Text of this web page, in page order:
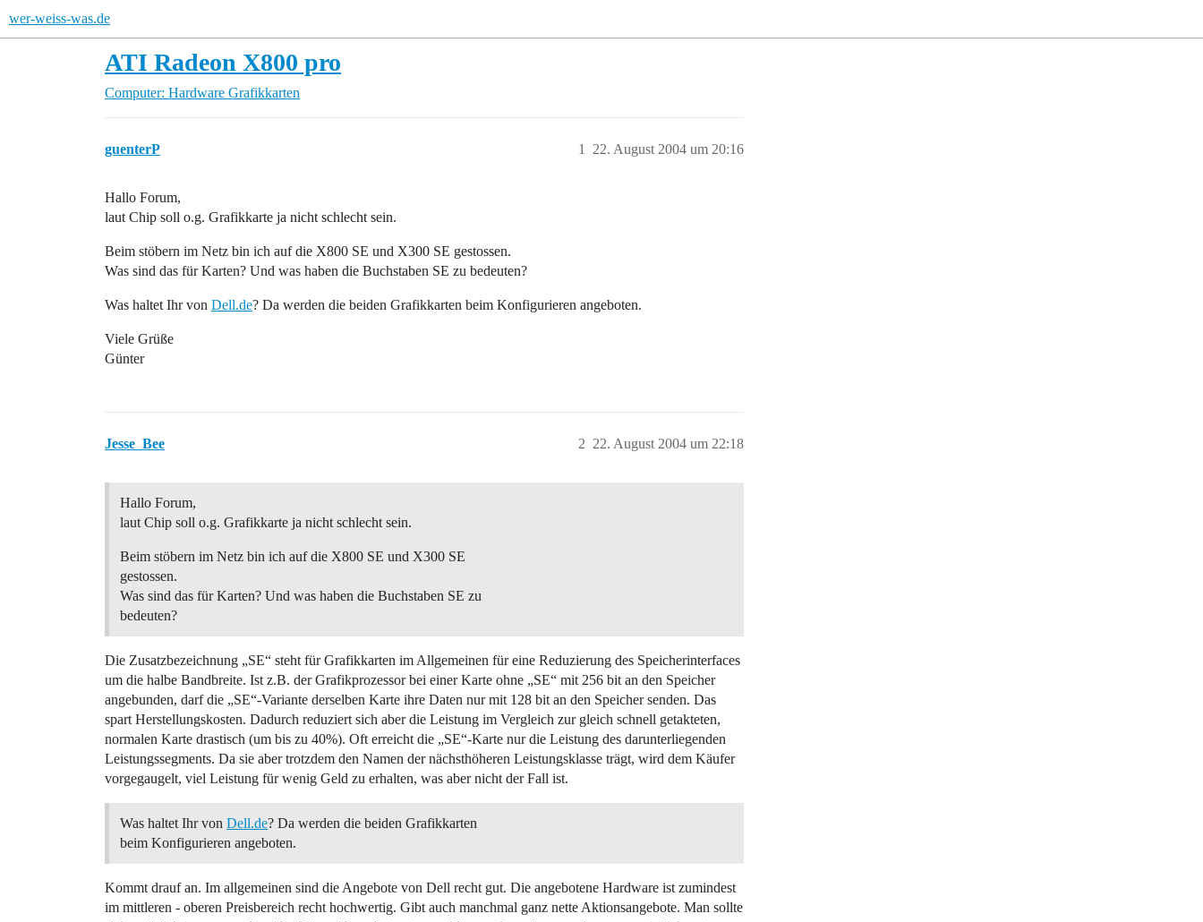
wer-weiss-was.de
ATI Radeon X800 pro
Computer: Hardware Grafikkarten
guenterP 22. August 2004 um 20:16
1
Hallo Forum,
laut Chip soll o.g. Grafikkarte ja nicht schlecht sein.
Beim stöbern im Netz bin ich auf die X800 SE und X300 SE gestossen.
Was sind das für Karten? Und was haben die Buchstaben SE zu bedeuten?
Was haltet Ihr von Dell.de? Da werden die beiden Grafikkarten beim Konfigurieren angeboten.
Viele Grüße
Günter
Jesse_Bee 22. August 2004 um 22:18
2
Hallo Forum,
laut Chip soll o.g. Grafikkarte ja nicht schlecht sein.
Beim stöbern im Netz bin ich auf die X800 SE und X300 SE
gestossen.
Was sind das für Karten? Und was haben die Buchstaben SE zu
bedeuten?
Die Zusatzbezeichnung „SE“ steht für Grafikkarten im Allgemeinen für eine Reduzierung des Speicherinterfaces
um die halbe Bandbreite. Ist z.B. der Grafikprozessor bei einer Karte ohne „SE“ mit 256 bit an den Speicher
angebunden, darf die „SE“-Variante derselben Karte ihre Daten nur mit 128 bit an den Speicher senden. Das
spart Herstellungskosten. Dadurch reduziert sich aber die Leistung im Vergleich zur gleich schnell getakteten,
normalen Karte drastisch (um bis zu 40%). Oft erreicht die „SE“-Karte nur die Leistung des darunterliegenden
Leistungssegments. Da sie aber trotzdem den Namen der nächsthöheren Leistungsklasse trägt, wird dem Käufer
vorgegaugelt, viel Leistung für wenig Geld zu erhalten, was aber nicht der Fall ist.
Was haltet Ihr von Dell.de? Da werden die beiden Grafikkarten
beim Konfigurieren angeboten.
Kommt drauf an. Im allgemeinen sind die Angebote von Dell recht gut. Die angebotene Hardware ist zumindest
im mittleren - oberen Preisbereich recht hochwertig. Gibt auch manchmal ganz nette Aktionsangebote. Man sollte